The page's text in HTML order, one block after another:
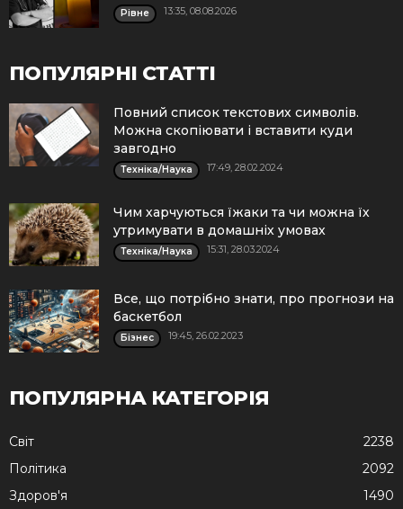
Рівне 13:35, 08.08.2026
ПОПУЛЯРНІ СТАТТІ
Повний список текстових символів.
Можна скопіювати і вставити куди
завгодно
Техніка/Наука 17:49, 28.02.2024
Чим харчуються їжаки та чи можна їх
утримувати в домашніх умовах
Техніка/Наука 15:31, 28.03.2024
Все, що потрібно знати, про прогнози на
баскетбол
Бізнес 19:45, 26.02.2023
ПОПУЛЯРНА КАТЕГОРІЯ
Cвіт
2238
Політика
2092
Здоров'я
1490